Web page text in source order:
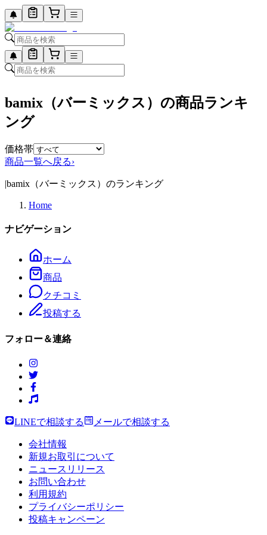
bamix（バーミックス）の商品ランキ
ング
価格帯
商品一覧へ戻る›
|bamix（バーミックス）のランキング
Home
ナビゲーション
ホーム
商品
クチコミ
投稿する
フォロー＆連絡
LINEで相談する メールで相談する
会社情報
新規お取引について
ニュースリリース
お問い合わせ
利用規約
プライバシーポリシー
投稿キャンペーン